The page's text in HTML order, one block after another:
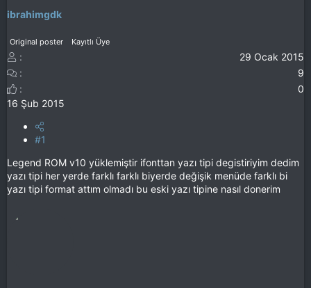
ibrahimgdk
Original poster Kayıtlı Üye
29 Ocak 2015
9
0
16 Şub 2015
#1
Legend ROM v10 yüklemiştir ifonttan yazı tipi degistiriyim dedim
yazı tipi her yerde farklı farklı biyerde değişik menüde farklı bi
yazı tipi format attım olmadı bu eski yazı tipine nasıl donerim